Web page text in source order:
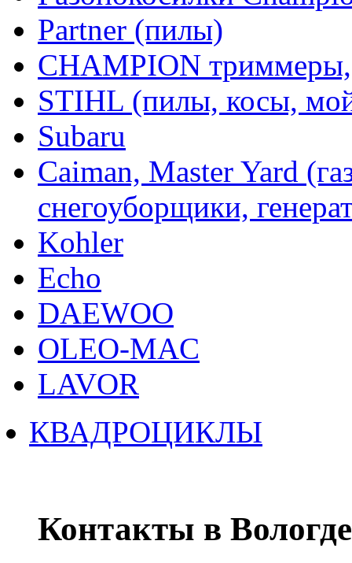
Partner (пилы)
CHAMPION
STIHL (пилы, косы,
Subaru
Caiman, Master Yard
снегоуборщики,
Kohler
Echo
DAEWOO
OLEO-MAC
LAVOR
КВАДРОЦИКЛЫ
Контакты в Вологде